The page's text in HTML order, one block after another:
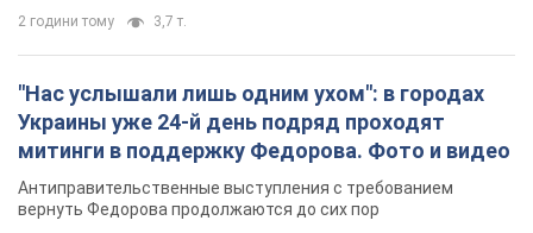
2 години тому 3,7 т.
"Нас услышали лишь одним ухом": в городах
Украины уже 24-й день подряд проходят
митинги в поддержку Федорова. Фото и видео
Антиправительственные выступления с требованием
вернуть Федорова продолжаются до сих пор